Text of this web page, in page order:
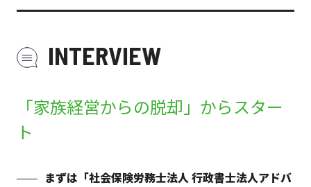
INTERVIEW
「家族経営からの脱却」からスター
ト
まずは「社会保険労務士法人 行政書士法人アドバ